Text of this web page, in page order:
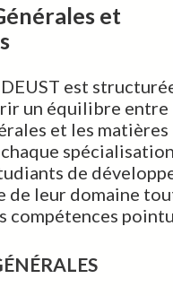
et
est
un équilibre entre
et les matières
de
de leur domaine
compétences